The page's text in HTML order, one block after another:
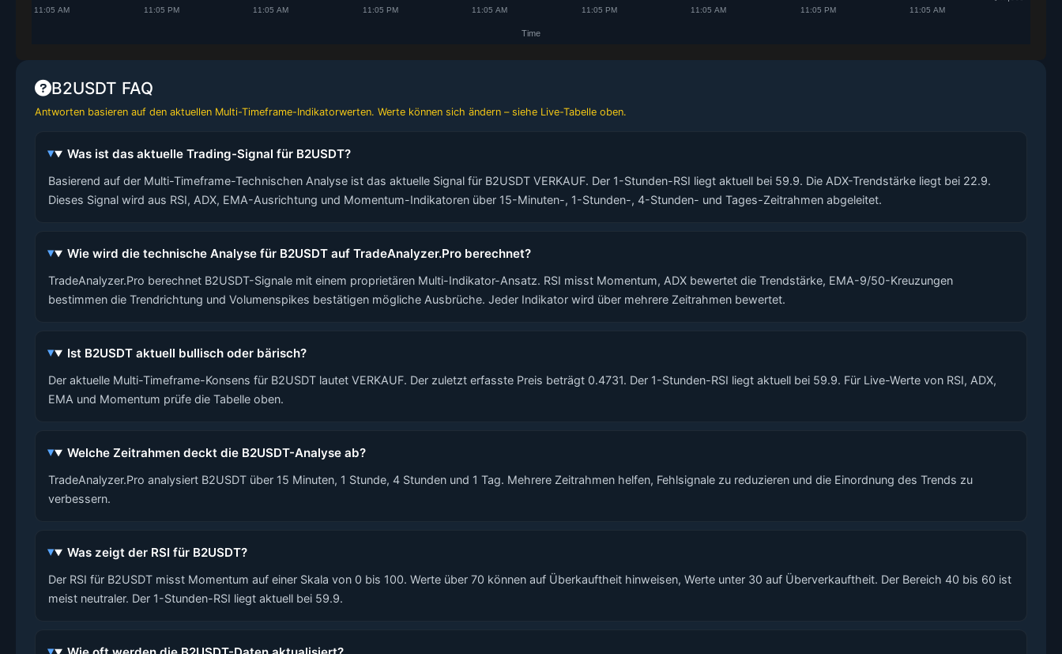
B2USDT FAQ
Antworten basieren auf den aktuellen Multi-Timeframe-Indikatorwerten. Werte können sich ändern – siehe Live-Tabelle oben.
Was ist das aktuelle Trading-Signal für B2USDT?
Basierend auf der Multi-Timeframe-Technischen Analyse ist das aktuelle Signal für B2USDT VERKAUF. Der 1-Stunden-RSI liegt aktuell bei 59.9. Die ADX-Trendstärke liegt bei 22.9.
Dieses Signal wird aus RSI, ADX, EMA-Ausrichtung und Momentum-Indikatoren über 15-Minuten-, 1-Stunden-, 4-Stunden- und Tages-Zeitrahmen abgeleitet.
Wie wird die technische Analyse für B2USDT auf TradeAnalyzer.Pro berechnet?
TradeAnalyzer.Pro berechnet B2USDT-Signale mit einem proprietären Multi-Indikator-Ansatz. RSI misst Momentum, ADX bewertet die Trendstärke, EMA-9/50-Kreuzungen
bestimmen die Trendrichtung und Volumenspikes bestätigen mögliche Ausbrüche. Jeder Indikator wird über mehrere Zeitrahmen bewertet.
Ist B2USDT aktuell bullisch oder bärisch?
Der aktuelle Multi-Timeframe-Konsens für B2USDT lautet VERKAUF. Der zuletzt erfasste Preis beträgt 0.4731. Der 1-Stunden-RSI liegt aktuell bei 59.9. Für Live-Werte von RSI, ADX,
EMA und Momentum prüfe die Tabelle oben.
Welche Zeitrahmen deckt die B2USDT-Analyse ab?
TradeAnalyzer.Pro analysiert B2USDT über 15 Minuten, 1 Stunde, 4 Stunden und 1 Tag. Mehrere Zeitrahmen helfen, Fehlsignale zu reduzieren und die Einordnung des Trends zu
verbessern.
Was zeigt der RSI für B2USDT?
Der RSI für B2USDT misst Momentum auf einer Skala von 0 bis 100. Werte über 70 können auf Überkauftheit hinweisen, Werte unter 30 auf Überverkauftheit. Der Bereich 40 bis 60 ist
meist neutraler. Der 1-Stunden-RSI liegt aktuell bei 59.9.